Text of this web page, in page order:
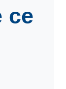
ce